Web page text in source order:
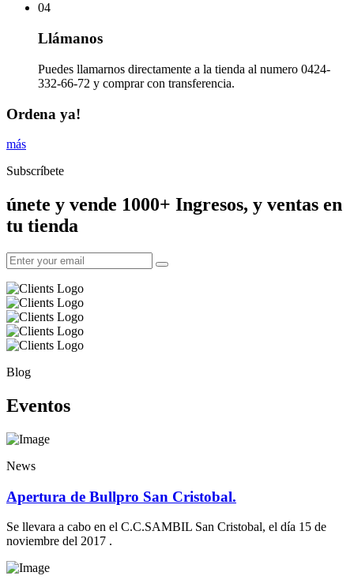
04
Llámanos
Puedes llamarnos directamente a la tienda al numero 0424-
332-66-72 y comprar con transferencia.
Ordena ya!
más
Subscríbete
únete y vende 1000+ Ingresos, y ventas en
tu tienda
Blog
Eventos
News
Apertura de Bullpro San Cristobal.
Se llevara a cabo en el C.C.SAMBIL San Cristobal, el día 15 de
noviembre del 2017 .